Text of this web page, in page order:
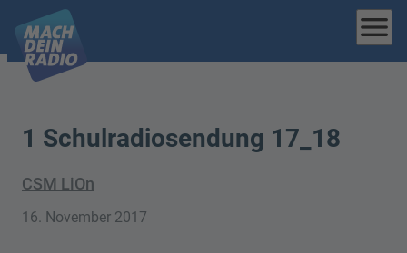
menu
1 Schulradiosendung 17_18
CSM LiOn
16. November 2017